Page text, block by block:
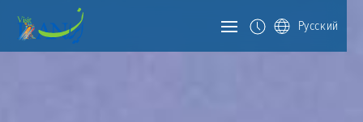
Русский